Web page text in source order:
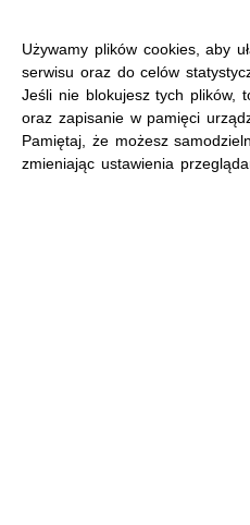
Używamy plików cookies, aby
serwisu oraz do celów
Jeśli nie blokujesz tych plików,
oraz zapisanie w pamięci
Pamiętaj, że możesz
zmieniając ustawienia